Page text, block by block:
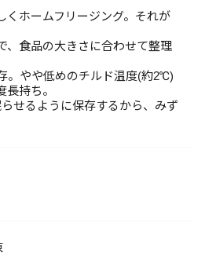
くホームフリージング。それが
、食品の大きさに合わせて整理
。やや低めのチルド温度(約2℃)
長持ち。
せるように保存するから、みず